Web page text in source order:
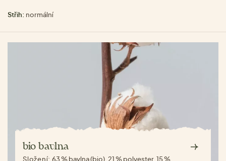
Střih: normální
bio bavlna
Složení:63 % bavlna (bio), 21 % polyester, 15 %